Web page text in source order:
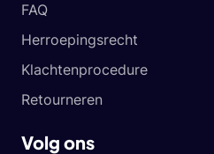
FAQ
Herroepingsrecht
Klachtenprocedure
Retourneren
Volg ons